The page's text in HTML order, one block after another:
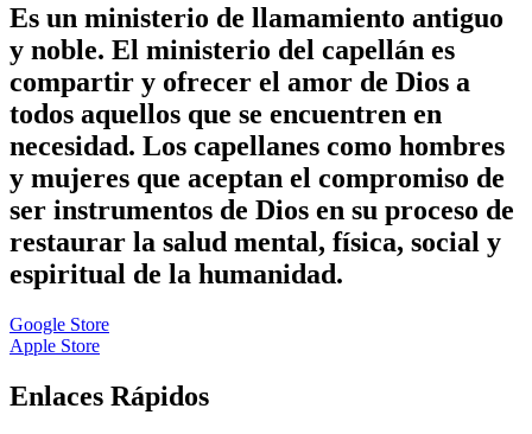
Es un ministerio de llamamiento antiguo
y noble. El ministerio del capellán es
compartir y ofrecer el amor de Dios a
todos aquellos que se encuentren en
necesidad. Los capellanes como hombres
y mujeres que aceptan el compromiso de
ser instrumentos de Dios en su proceso de
restaurar la salud mental, física, social y
espiritual de la humanidad.
Google Store
Apple Store
Enlaces Rápidos